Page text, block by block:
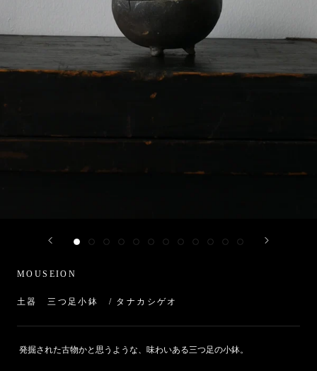
MOUSEION
土器 三つ足小鉢 / タナカシゲオ
発掘された古物かと思うような、味わいある三つ足の小鉢。